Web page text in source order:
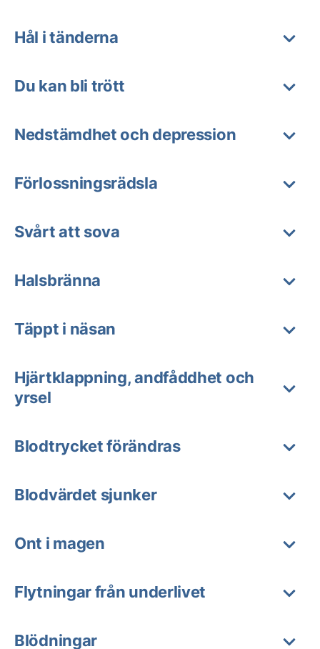
Hål i tänderna
Du kan bli trött
Nedstämdhet och depression
Förlossningsrädsla
Svårt att sova
Halsbränna
Täppt i näsan
Hjärtklappning, andfåddhet och
yrsel
Blodtrycket förändras
Blodvärdet sjunker
Ont i magen
Flytningar från underlivet
Blödningar